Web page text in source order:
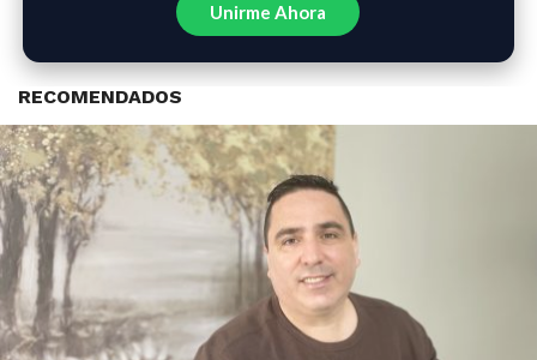
Unirme Ahora
RECOMENDADOS